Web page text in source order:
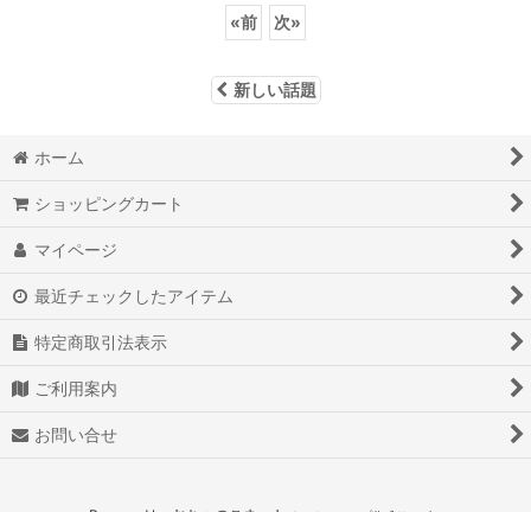
«前 次»
新しい話題
ホーム
ショッピングカート
マイページ
最近チェックしたアイテム
特定商取引法表示
ご利用案内
お問い合せ